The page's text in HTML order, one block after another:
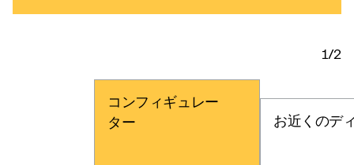
1/2
コンフィギュレー
ター
お近くのデ